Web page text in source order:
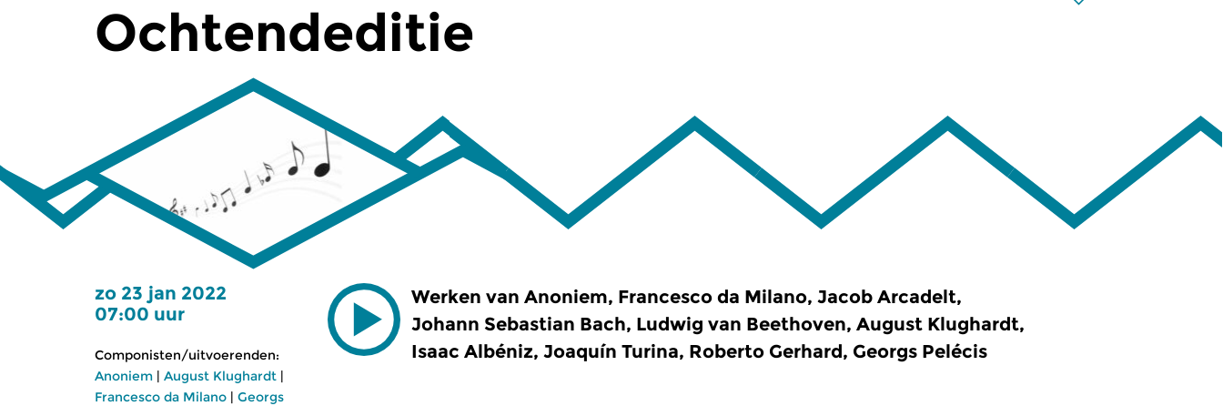
Ochtendeditie
zo 23 jan 2022
07:00 uur
Componisten/uitvoerenden:
Anoniem | August Klughardt |
Francesco da Milano | Georgs
Werken van Anoniem, Francesco da Milano, Jacob Arcadelt,
Johann Sebastian Bach, Ludwig van Beethoven, August Klughardt,
Isaac Albéniz, Joaquín Turina, Roberto Gerhard, Georgs Pelécis